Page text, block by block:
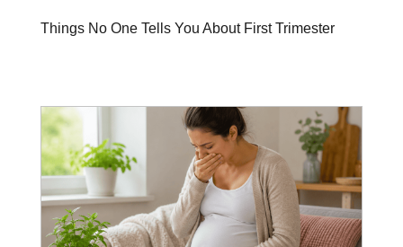
Things No One Tells You About First Trimester